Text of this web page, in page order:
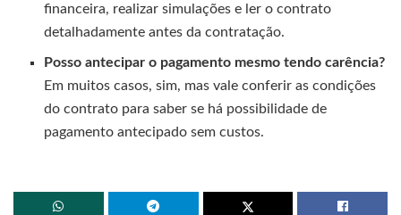
financeira, realizar simulações e ler o contrato
detalhadamente antes da contratação.
Posso antecipar o pagamento mesmo tendo carência?
Em muitos casos, sim, mas vale conferir as condições
do contrato para saber se há possibilidade de
pagamento antecipado sem custos.